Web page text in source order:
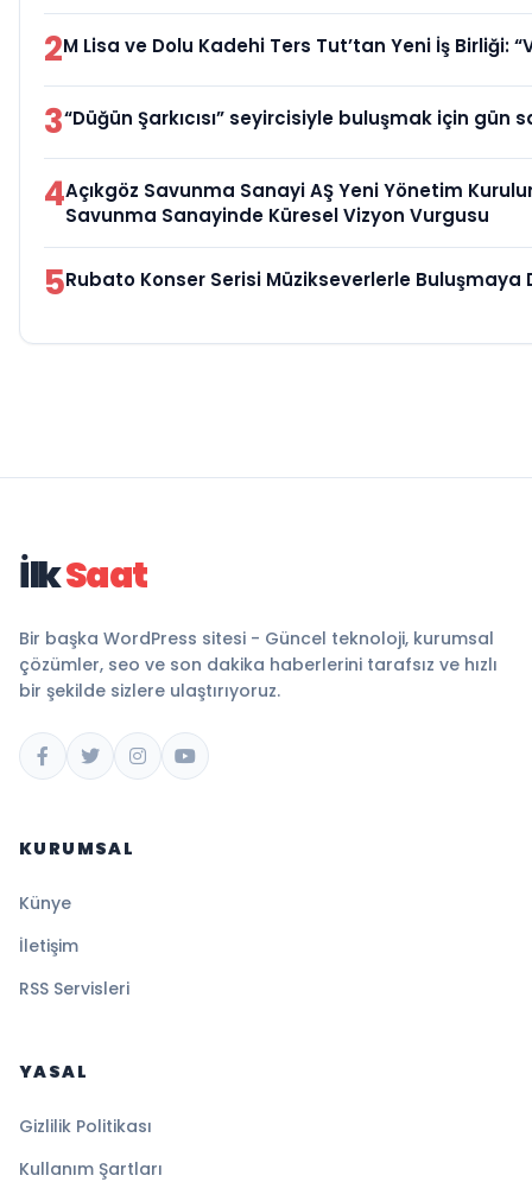
2M Lisa ve Dolu Kadehi Ters Tut’tan Yeni İş Birliği:
3“Düğün Şarkıcısı” seyircisiyle buluşmak için gün
4Açıkgöz Savunma Sanayi AŞ Yeni Yönetim
Savunma Sanayinde Küresel Vizyon Vurgusu
5Rubato Konser Serisi Müzikseverlerle Buluşmaya
İlkSaat
Bir başka WordPress sitesi - Güncel teknoloji, kurumsal
çözümler, seo ve son dakika haberlerini tarafsız ve hızlı
bir şekilde sizlere ulaştırıyoruz.
KURUMSAL
Künye
İletişim
RSS Servisleri
YASAL
Gizlilik Politikası
Kullanım Şartları